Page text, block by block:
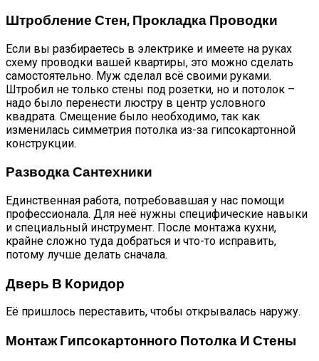
Штробление Стен, Прокладка Проводки
Если вы разбираетесь в электрике и имеете на руках
схему проводки вашей квартиры, это можно сделать
самостоятельно. Муж сделал всё своими руками.
Штробил не только стены под розетки, но и потолок –
надо было перенести люстру в центр условного
квадрата. Смещение было необходимо, так как
изменилась симметрия потолка из-за гипсокартонной
конструкции.
Разводка Сантехники
Единственная работа, потребовавшая у нас помощи
профессионала. Для неё нужны специфические навыки
и специальный инструмент. После монтажа кухни,
крайне сложно туда добраться и что-то исправить,
потому лучше делать сначала.
Дверь В Коридор
Её пришлось переставить, чтобы открывалась наружу.
Монтаж Гипсокартонного Потолка И Стены